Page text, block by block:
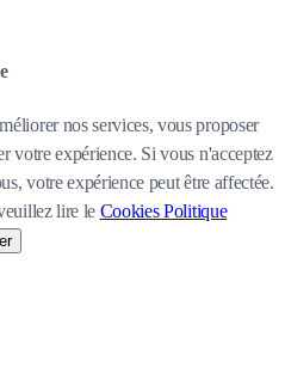
nos services, vous proposer
votre expérience. Si vous n'acceptez
votre expérience peut être affectée.
lire le Cookies Politique